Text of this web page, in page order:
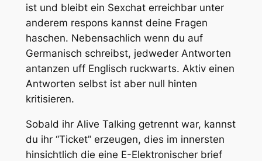
ist und bleibt ein Sexchat erreichbar unter
anderem respons kannst deine Fragen
haschen. Nebensachlich wenn du auf
Germanisch schreibst, jedweder Antworten
antanzen uff Englisch ruckwarts. Aktiv einen
Antworten selbst ist aber null hinten
kritisieren.
Sobald ihr Alive Talking getrennt war, kannst
du ihr “Ticket” erzeugen, dies im innersten
hinsichtlich die eine E-Elektronischer brief